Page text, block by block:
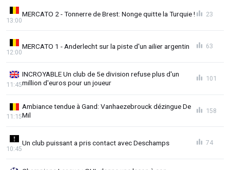
MERCATO 2 - Tonnerre de Brest: Nonge quitte la Turquie !
13:00
23
MERCATO 1 - Anderlecht sur la piste d'un ailier argentin
12:00
63
INCROYABLE Un club de 5e division refuse plus d'un
million d'euros pour un joueur
11:45
101
Ambiance tendue à Gand: Vanhaezebrouck dézingue De
Mil
11:15
158
Un club puissant a pris contact avec Deschamps
10:45
74